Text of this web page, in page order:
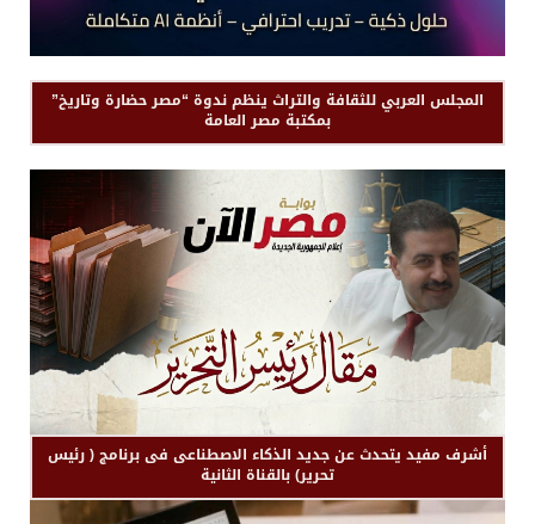
المجلس العربي للثقافة والتراث ينظم ندوة “مصر حضارة وتاريخ”
بمكتبة مصر العامة
أشرف مفيد يتحدث عن جديد الذكاء الاصطناعى فى برنامج ( رئيس
تحرير) بالقناة الثانية